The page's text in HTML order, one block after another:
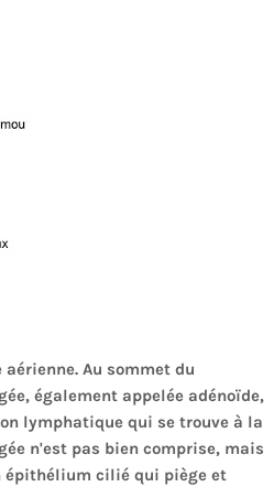
Au sommet du
également appelée adénoïde,
lymphatique qui se trouve à la
n'est pas bien comprise, mais
épithélium cilié qui piège et